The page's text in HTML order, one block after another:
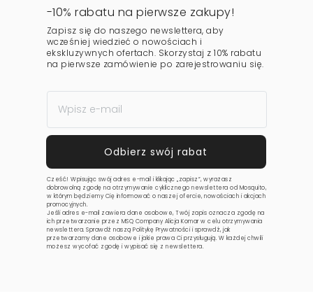
-10% rabatu na pierwsze zakupy!
Zapisz się do naszego newslettera, aby
wcześniej wiedzieć o nowościach i
ekskluzywnych ofertach. Skorzystaj z 10% rabatu
na pierwsze zamówienie po zarejestrowaniu się.
Cześć! Wpisując swój adres e-mail i klikając „zapisz”, wyrażasz
dobrowolną zgodę na otrzymywanie cyklicznego newslettera od Mosquito,
w którym będziemy Cię informować o naszej ofercie, nowościach i akcjach
promocyjnych.
Jeśli adres e-mail zawiera dane osobowe, Twój zapis oznacza zgodę na
ich przetwarzanie przez MSQ Company Alicja Komar w celu otrzymywania
newslettera. Sprawdź naszą Politykę Prywatnościi sprawdź, jak
przetwarzamy dane osobowe i jakie prawa Ci przysługują. W każdej chwili
możesz wycofać zgodę i wypisać się z newslettera.